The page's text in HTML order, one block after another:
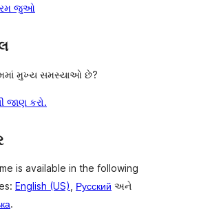
જુઓ
મુખ્ય સમસ્યાઓ છે?
જાણ કરો.
is available in the following
English (US), Русский અને
.